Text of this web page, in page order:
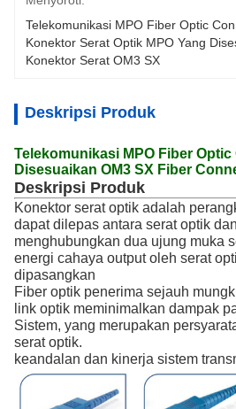
Telekomunikasi MPO Fiber Optic
Konektor Serat Optik MPO Yang
Konektor Serat OM3 SX
Deskripsi Produk
Telekomunikasi MPO Fiber
Disesuaikan OM3 SX Fiber
Deskripsi Produk
Konektor serat optik adalah
dapat dilepas antara serat optik
menghubungkan dua ujung muka
energi cahaya output oleh serat
dipasangkan
Fiber optik penerima sejauh
link optik meminimalkan dampak
Sistem, yang merupakan
serat optik.
keandalan dan kinerja sistem